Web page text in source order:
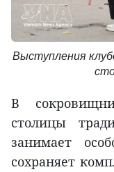
Выступления
В
столицы
занимает
сохраняет